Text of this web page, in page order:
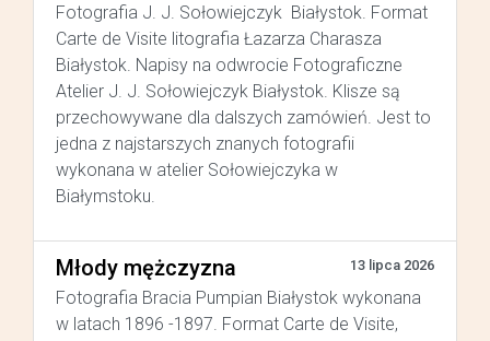
Fotografia J. J. Sołowiejczyk Białystok. Format
Carte de Visite litografia Łazarza Charasza
Białystok. Napisy na odwrocie Fotograficzne
Atelier J. J. Sołowiejczyk Białystok. Klisze są
przechowywane dla dalszych zamówień. Jest to
jedna z najstarszych znanych fotografii
wykonana w atelier Sołowiejczyka w
Białymstoku.
Młody mężczyzna 13 lipca 2026
Fotografia Bracia Pumpian Białystok wykonana
w latach 1896 -1897. Format Carte de Visite,